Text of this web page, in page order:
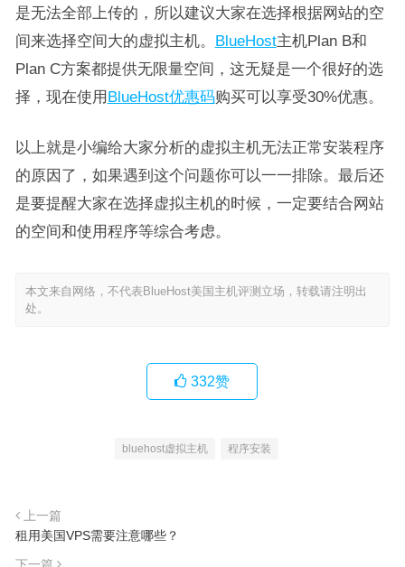
是无法全部上传的，所以建议大家在选择根据网站的空
间来选择空间大的虚拟主机。 BlueHost主机Plan B和
Plan C方案都提供无限量空间，这无疑是一个很好的选
择，现在使用 BlueHost优惠码购买可以享受30%优惠。
以上就是小编给大家分析的虚拟主机无法正常安装程序
的原因了，如果遇到这个问题你可以一一排除。最后还
是要提醒大家在选择虚拟主机的时候，一定要结合网站
的空间和使用程序等综合考虑。
本文来自网络，不代表BlueHost美国主机评测立场，转载请注明出
处。
332赞
bluehost虚拟主机 程序安装
上一篇
租用美国VPS需要注意哪些？